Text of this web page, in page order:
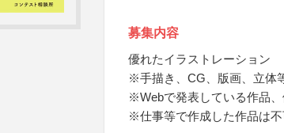
募集内容
優れたイラストレーション
※手描き、CG、版画、立体
※Webで発表している作品
※仕事等で作成した作品は